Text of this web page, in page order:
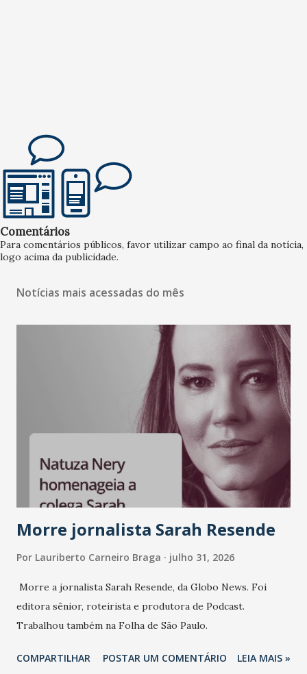
Comentários
Para comentários públicos, favor utilizar campo ao final da notícia,
logo acima da publicidade.
Notícias mais acessadas do mês
Morre jornalista Sarah Resende
Por Lauriberto Carneiro Braga julho 31, 2026
Morre a jornalista Sarah Resende, da Globo News. Foi
editora sênior, roteirista e produtora de Podcast.
Trabalhou também na Folha de São Paulo.
COMPARTILHAR POSTAR UM COMENTÁRIO LEIA MAIS »